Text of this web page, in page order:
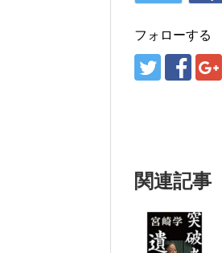
フォローする
関連記事